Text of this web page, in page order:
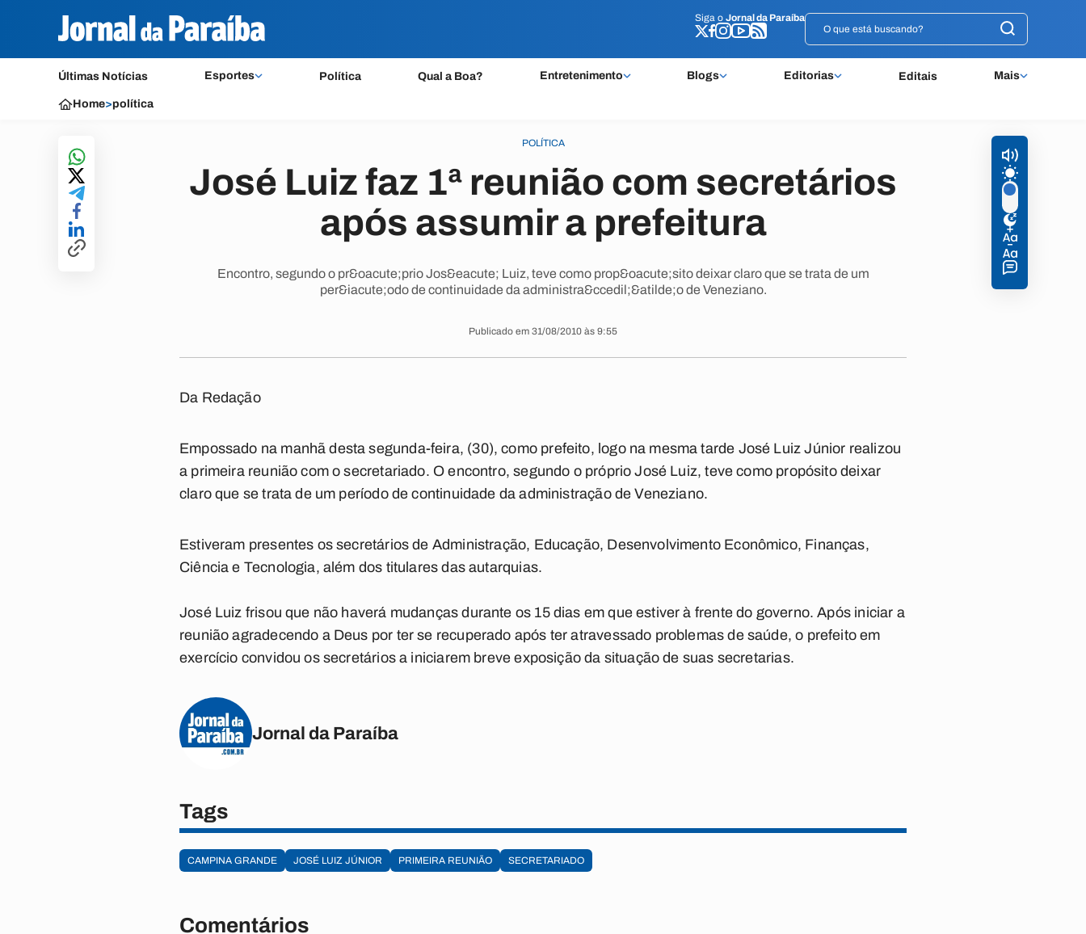
Siga o Jornal da Paraíba
Últimas Notícias Esportes Política Qual a Boa? Entretenimento Blogs Editorias Editais Mais
Siga o Jornal da Paraíba
Home>política
POLÍTICA
José Luiz faz 1ª reunião com secretários
após assumir a prefeitura
Encontro, segundo o pr&oacute;prio Jos&eacute; Luiz, teve como prop&oacute;sito deixar claro que se trata de um
per&iacute;odo de continuidade da administra&ccedil;&atilde;o de Veneziano.
Publicado em 31/08/2010 às 9:55
Da Redação
Empossado na manhã desta segunda-feira, (30), como prefeito, logo na mesma tarde José Luiz Júnior realizou
a primeira reunião com o secretariado. O encontro, segundo o próprio José Luiz, teve como propósito deixar
claro que se trata de um período de continuidade da administração de Veneziano.
Estiveram presentes os secretários de Administração, Educação, Desenvolvimento Econômico, Finanças,
Ciência e Tecnologia, além dos titulares das autarquias.
José Luiz frisou que não haverá mudanças durante os 15 dias em que estiver à frente do governo. Após iniciar a
reunião agradecendo a Deus por ter se recuperado após ter atravessado problemas de saúde, o prefeito em
exercício convidou os secretários a iniciarem breve exposição da situação de suas secretarias.
Jornal da Paraíba
Tags
CAMPINA GRANDE JOSÉ LUIZ JÚNIOR PRIMEIRA REUNIÃO SECRETARIADO
Comentários